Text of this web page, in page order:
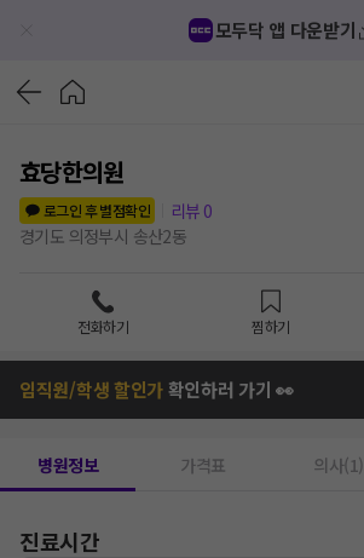
모두닥 앱 다운받기
효당한의원
로그인 후 별점확인
리뷰 0
경기도 의정부시 송산2동
전화하기 찜하기
임직원/학생 할인가확인하러 가기 👀
병원정보 가격표 의사(1)
진료시간